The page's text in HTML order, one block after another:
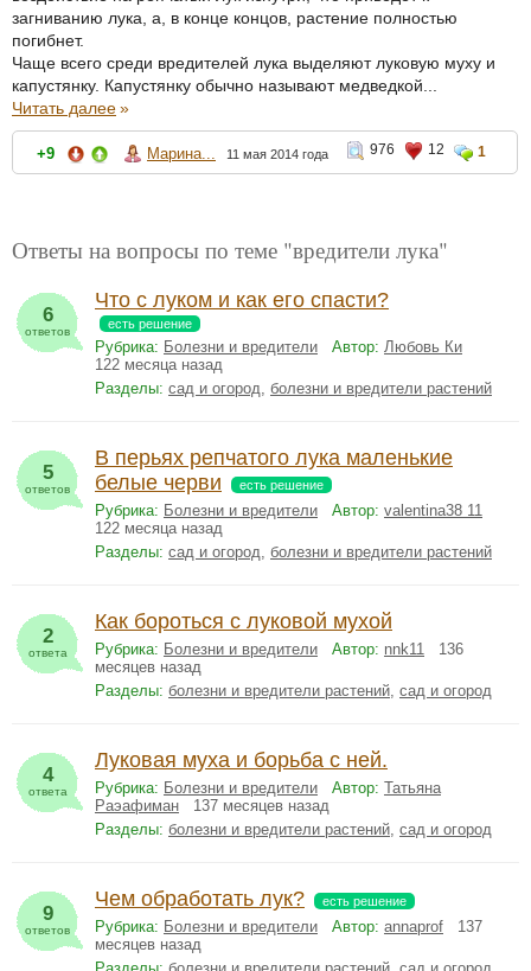
загниванию лука, а, в конце концов, растение полностью
погибнет.
Чаще всего среди вредителей лука выделяют луковую муху и
капустянку. Капустянку обычно называют медведкой...
Читать далее»
+9 Марина... 11 мая 2014 года 976 12 1
Ответы на вопросы по теме "вредители лука"
6
ответов
Что с луком и как его спасти?
есть решение
Рубрика: Болезни и вредители Автор: Любовь Ки
122 месяца назад
Разделы: сад и огород болезни и вредители растений
5
ответов
В перьях репчатого лука маленькие
белые черви
есть решение
Рубрика: Болезни и вредители Автор: valentina38 11
122 месяца назад
Разделы: сад и огород болезни и вредители растений
2
ответа
Как бороться с луковой мухой
Рубрика: Болезни и вредители Автор: nnk11
136
месяцев назад
Разделы: болезни и вредители растений сад и огород
4
ответа
Луковая муха и борьба с ней.
Рубрика: Болезни и вредители Автор: Татьяна
Раэафиман 137 месяцев назад
Разделы: болезни и вредители растений сад и огород
9
ответов
Чем обработать лук? есть решение
Рубрика: Болезни и вредители Автор: annaprof 137
месяцев назад